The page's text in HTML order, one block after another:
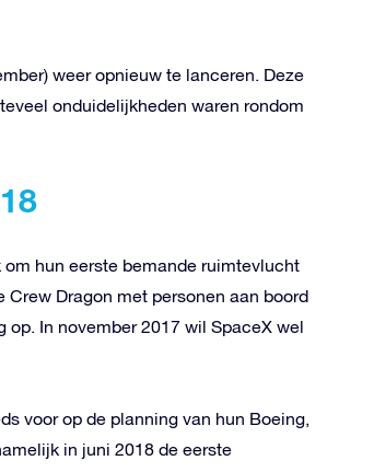
weer opnieuw te lanceren. Deze
onduidelijkheden waren rondom
hun eerste bemande ruimtevlucht
Dragon met personen aan boord
In november 2017 wil SpaceX wel
voor op de planning van hun Boeing,
in juni 2018 de eerste